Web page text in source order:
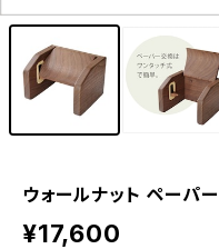
ウォールナット ペーパ
¥17,600